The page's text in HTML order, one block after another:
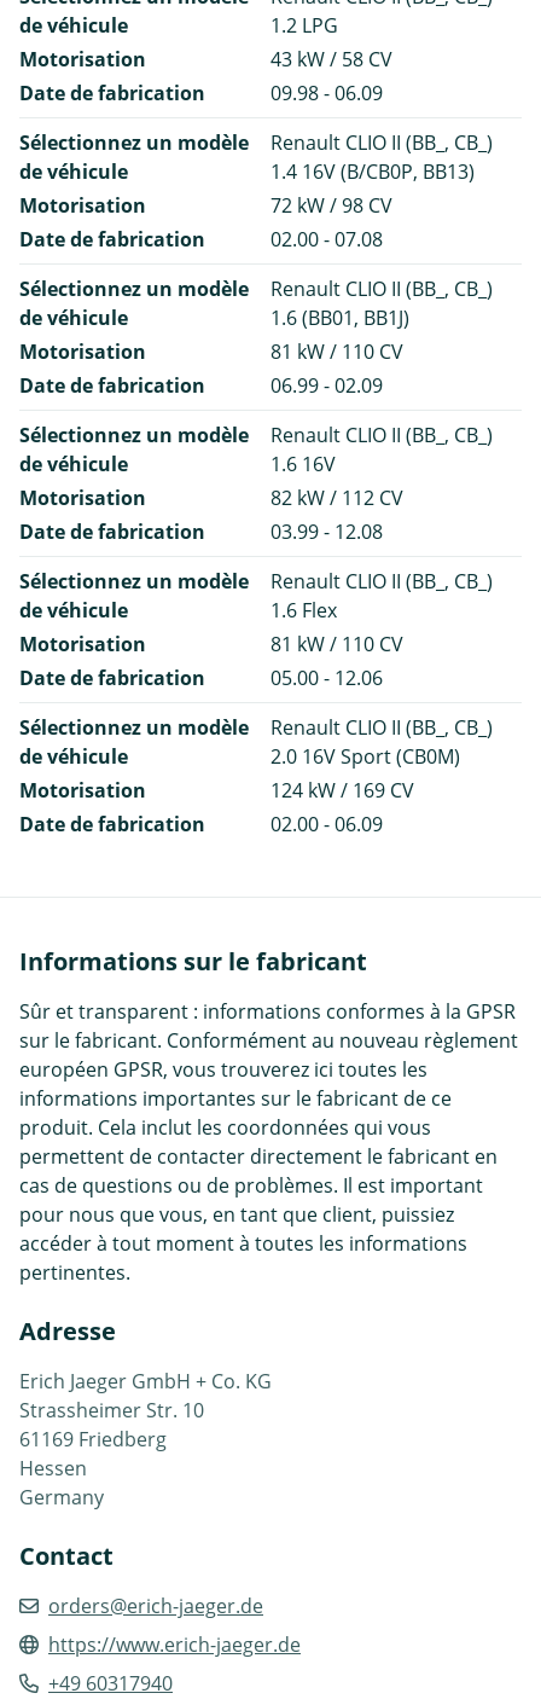
de véhicule
1.2 LPG
Motorisation
43 kW / 58 CV
Date de fabrication
09.98 - 06.09
Sélectionnez un modèle
de véhicule
Renault CLIO II (BB_, CB_)
1.4 16V (B/CB0P, BB13)
Motorisation
72 kW / 98 CV
Date de fabrication
02.00 - 07.08
Sélectionnez un modèle
de véhicule
Renault CLIO II (BB_, CB_)
1.6 (BB01, BB1J)
Motorisation
81 kW / 110 CV
Date de fabrication
06.99 - 02.09
Sélectionnez un modèle
de véhicule
Renault CLIO II (BB_, CB_)
1.6 16V
Motorisation
82 kW / 112 CV
Date de fabrication
03.99 - 12.08
Sélectionnez un modèle
de véhicule
Renault CLIO II (BB_, CB_)
1.6 Flex
Motorisation
81 kW / 110 CV
Date de fabrication
05.00 - 12.06
Sélectionnez un modèle
de véhicule
Renault CLIO II (BB_, CB_)
2.0 16V Sport (CB0M)
Motorisation
124 kW / 169 CV
Date de fabrication
02.00 - 06.09
Informations sur le fabricant
Sûr et transparent : informations conformes à la GPSR
sur le fabricant. Conformément au nouveau règlement
européen GPSR, vous trouverez ici toutes les
informations importantes sur le fabricant de ce
produit. Cela inclut les coordonnées qui vous
permettent de contacter directement le fabricant en
cas de questions ou de problèmes. Il est important
pour nous que vous, en tant que client, puissiez
accéder à tout moment à toutes les informations
pertinentes.
Adresse
Erich Jaeger GmbH + Co. KG
Strassheimer Str. 10
61169 Friedberg
Hessen
Germany
Contact
orders@erich-jaeger.de
https://www.erich-jaeger.de
+49 60317940